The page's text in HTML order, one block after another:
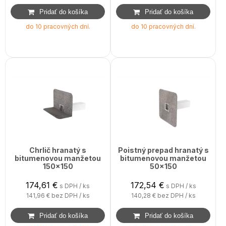
do 10 pracovných dní. do 10 pracovných dní.
Chrlič hranatý s
bitumenovou manžetou
150x150
174,61 € s DPH / ks
141,96 € bez DPH / ks
Poistný prepad hranatý s
bitumenovou manžetou
50x150
172,54 € s DPH / ks
140,28 € bez DPH / ks